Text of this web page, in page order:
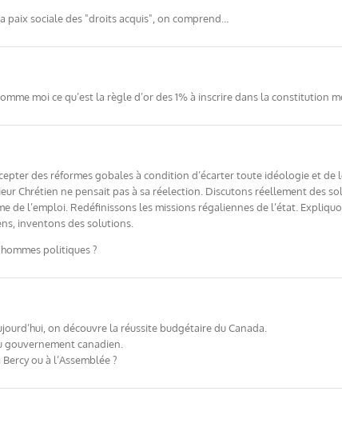
sociale des "droits acquis", on comprend…
moi ce qu’est la règle d’or des 1% à inscrire dans la constitution
des réformes gobales à condition d’écarter toute idéologie et
Chrétien ne pensait pas à sa réelection. Discutons réellement des
de l’emploi. Redéfinissons les missions régaliennes de l’état.
inventons des solutions.
politiques ?
on découvre la réussite budgétaire du Canada.
gouvernement canadien.
ou à l’Assemblée ?